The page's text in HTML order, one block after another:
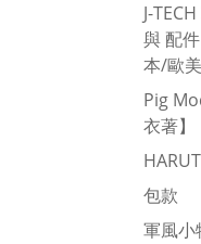
J-
與 配
本/歐美
Pig
衣著】
包款
軍風小